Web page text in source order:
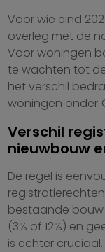
Voor wie eind
overleg met de
Voor woningen
te wachten tot
het verschil
woningen onder
Verschil
nieuwbouw
De regel is
bestaande
(3% of 12%) en
is echter cruciaal.